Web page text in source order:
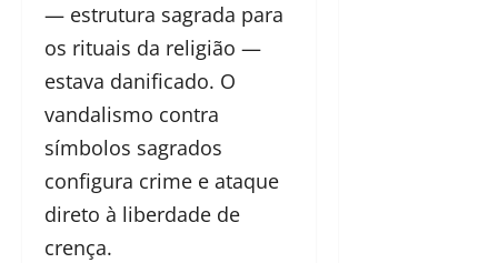
— estrutura sagrada para
os rituais da religião —
estava danificado. O
vandalismo contra
símbolos sagrados
configura crime e ataque
direto à liberdade de
crença.